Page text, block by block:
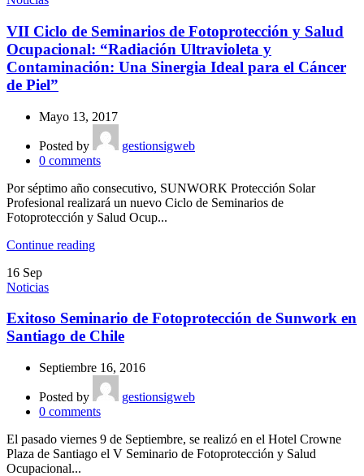
VII Ciclo de Seminarios de Fotoprotección y Salud
Ocupacional: “Radiación Ultravioleta y
Contaminación: Una Sinergia Ideal para el Cáncer
de Piel”
Mayo 13, 2017
Posted by
gestionsigweb
0 comments
Por séptimo año consecutivo, SUNWORK Protección Solar
Profesional realizará un nuevo Ciclo de Seminarios de
Fotoprotección y Salud Ocup...
Continue reading
16 Sep
Noticias
Exitoso Seminario de Fotoprotección de Sunwork en
Santiago de Chile
Septiembre 16, 2016
Posted by
gestionsigweb
0 comments
El pasado viernes 9 de Septiembre, se realizó en el Hotel Crowne
Plaza de Santiago el V Seminario de Fotoprotección y Salud
Ocupacional...